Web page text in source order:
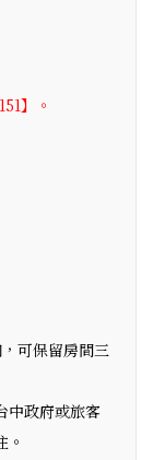
】。
可保留房間三
中政府或旅客